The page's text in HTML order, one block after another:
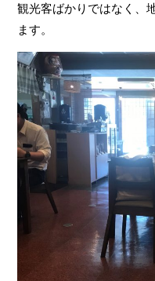
観光客ばかりではなく、
ます。